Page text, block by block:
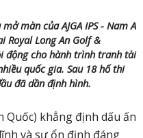
màn của AJGA IPS - Nam A
Royal Long An Golf &
động cho hành trình tranh tài
quốc gia. Sau 18 hố thi
đã dần định hình.
Quốc) khẳng định dấu ấn
và sự ổn định đáng